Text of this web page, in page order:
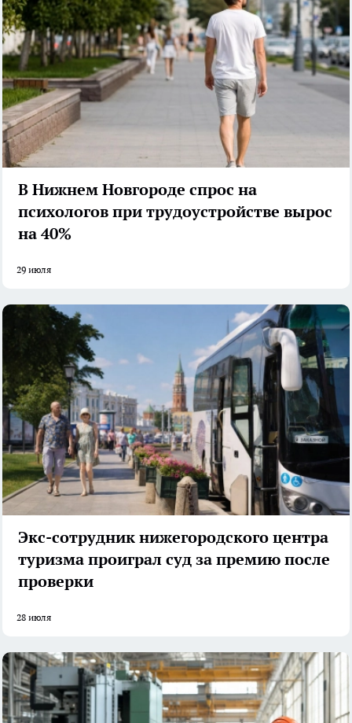
В Нижнем Новгороде спрос на
психологов при трудоустройстве вырос
на 40%
29 июля
Экс-сотрудник нижегородского центра
туризма проиграл суд за премию после
проверки
28 июля